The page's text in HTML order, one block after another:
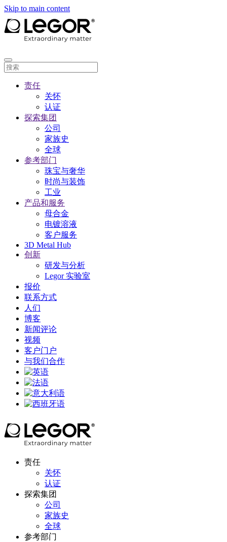
Skip to main content
责任
关怀
认证
探索集团
公司
家族史
全球
参考部门
珠宝与奢华
时尚与装饰
工业
产品和服务
母合金
电镀溶液
客户服务
3D Metal Hub
创新
研发与分析
Legor 实验室
报价
联系方式
人们
博客
新闻评论
视频
客户门户
与我们合作
责任
关怀
认证
探索集团
公司
家族史
全球
参考部门